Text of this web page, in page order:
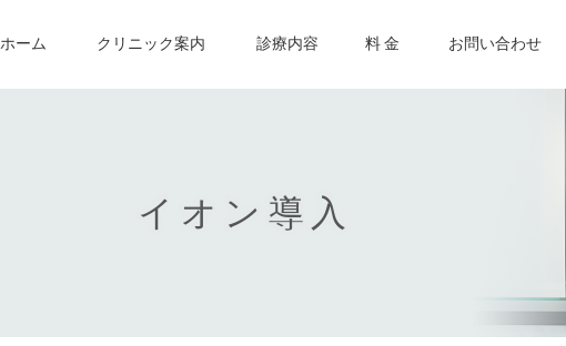
ホーム クリニック案内 診療内容 料 金 お問い合わせ
イオン導入